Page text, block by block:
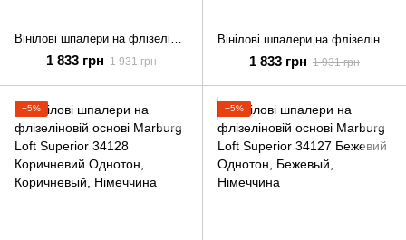
1 833 грн 1 931 грн 1 833 грн 1 931 грн
−5% −5%